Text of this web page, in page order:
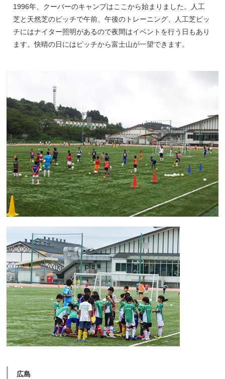
1996年、クーバーのキャンプはここから始まりました。人工
芝と天然芝のピッチで午前、午後のトレーニング、人工芝ピッ
チにはナイター照明があるので夜間はイベントを行う日もあり
ます。快晴の日にはピッチから富士山が一望できます。
広島